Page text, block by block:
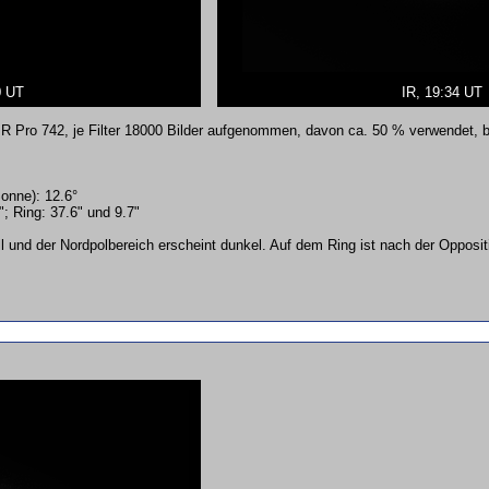
UT IR, 19:34 UT
Pro 742, je Filter 18000 Bilder aufgenommen, davon ca. 50 % verwendet,
12.6°
Ring: 37.6" und 9.7"
der Nordpolbereich erscheint dunkel. Auf dem Ring ist nach der